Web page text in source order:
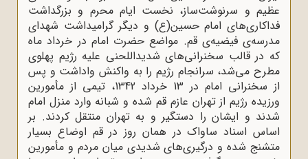
عظیم و سرنوشت‌ساز، نخست ایام محرم و بزرگداشت
فداکاری‌های امام حسین(ع) و دیگر گرامیداشت شهدای
مدرسه‌ی فیضیه‌ی قم. مواضع حضرت امام در خرداد ماه
که در قالب سخنرانی‌های شدید‌اللحنی علیه رژیم پهلوی
مطرح می‌شد، سرانجام رژیم را به واکنش واداشت و پس
از سخنرانی امام در 13 خرداد 1342، تیمی از مأمورین
ورزیده رژیم از تهران عازم قم شده و شبانه وارد منزل امام
شدند و ایشان را دستگیر و به تهران منتقل کردند. بر
اساس اسناد ساواک در همان روز در قم اوضاع بسیار
متشنج شده و درگیری‌های شدیدی میان مردم و مأمورین